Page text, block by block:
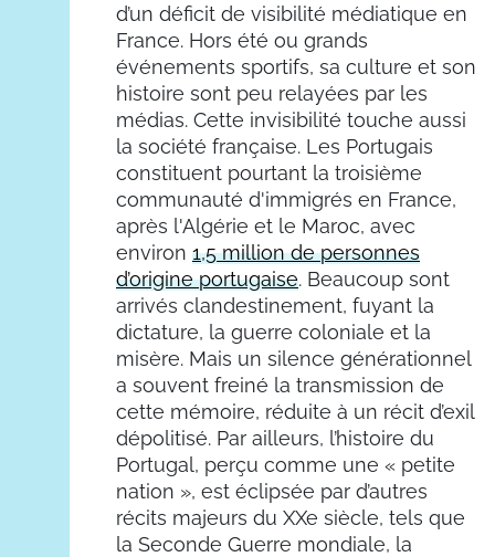
d’un déficit de visibilité médiatique en
France. Hors été ou grands
événements sportifs, sa culture et son
histoire sont peu relayées par les
médias. Cette invisibilité touche aussi
la société française. Les Portugais
constituent pourtant la troisième
communauté d'immigrés en France,
après l'Algérie et le Maroc, avec
environ 1,5 million de personnes
d’origine portugaise. Beaucoup sont
arrivés clandestinement, fuyant la
dictature, la guerre coloniale et la
misère. Mais un silence générationnel
a souvent freiné la transmission de
cette mémoire, réduite à un récit d’exil
dépolitisé. Par ailleurs, l’histoire du
Portugal, perçu comme une « petite
nation », est éclipsée par d’autres
récits majeurs du XXe siècle, tels que
la Seconde Guerre mondiale, la